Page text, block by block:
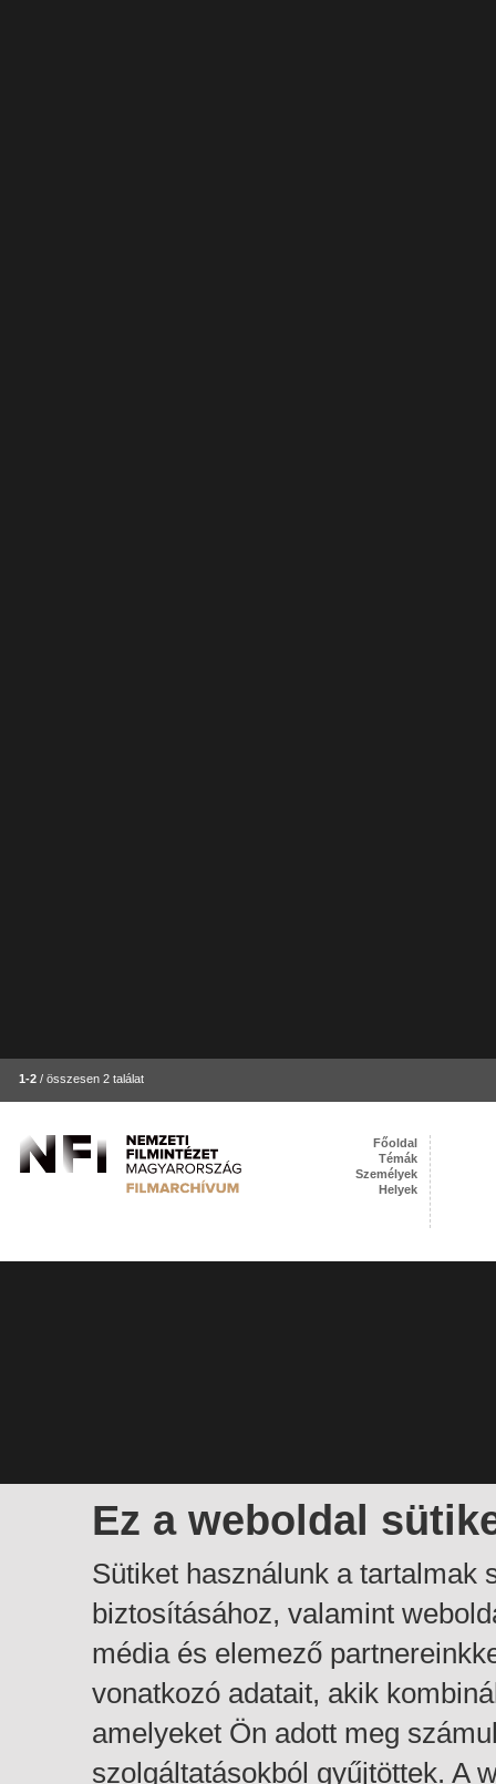
1-2 / összesen 2 találat
Ez a weboldal
Sütiket használunk a tartalmak
biztosításához, valamint
média és elemező
vonatkozó adatait, akik
amelyeket Ön adott meg
szolgáltatásokból gyűjtöttek. A
Főoldal
Témák
Személyek
Helyek